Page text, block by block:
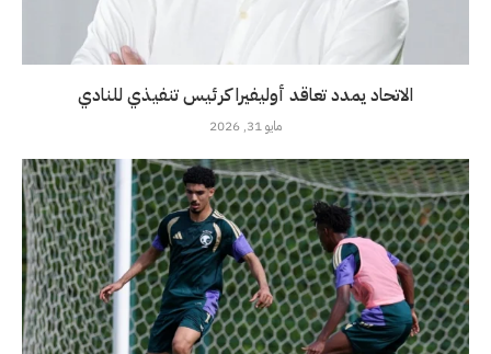
الاتحاد يمدد تعاقد أوليفيرا كرئيس تنفيذي للنادي
مايو 31, 2026